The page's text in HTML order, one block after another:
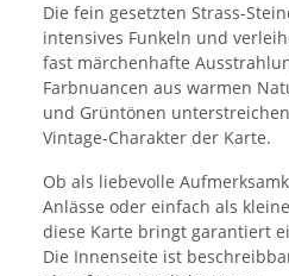
Die fein gesetzten Strass-
intensives Funkeln und
fast märchenhafte
Farbnuancen aus warmen
und Grüntönen
Vintage-Charakter der Karte.
Ob als liebevolle
Anlässe oder einfach als
diese Karte bringt garantiert
Die Innenseite ist